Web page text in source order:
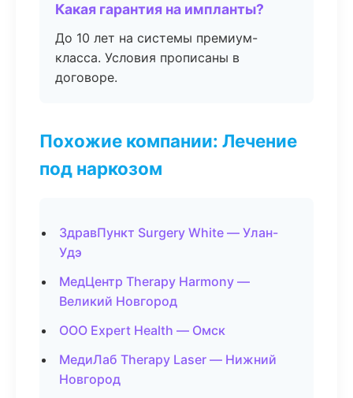
Какая гарантия на импланты?
До 10 лет на системы премиум-
класса. Условия прописаны в
договоре.
Похожие компании: Лечение
под наркозом
ЗдравПункт Surgery White — Улан-
Удэ
МедЦентр Therapy Harmony —
Великий Новгород
ООО Expert Health — Омск
МедиЛаб Therapy Laser — Нижний
Новгород